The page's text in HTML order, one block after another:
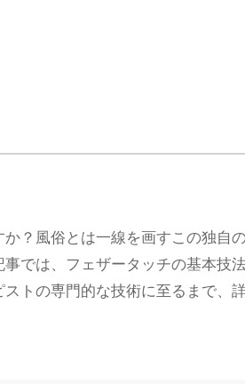
？風俗とは一線を画すこの独自
では、フェザータッチの基本技
トの専門的な技術に至るまで、